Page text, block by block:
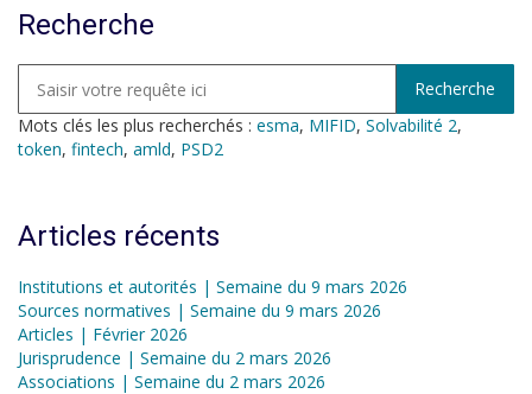
Recherche
Mots clés les plus recherchés : esma, MIFID, Solvabilité 2,
token, fintech, amld, PSD2
Articles récents
Institutions et autorités | Semaine du 9 mars 2026
Sources normatives | Semaine du 9 mars 2026
Articles | Février 2026
Jurisprudence | Semaine du 2 mars 2026
Associations | Semaine du 2 mars 2026